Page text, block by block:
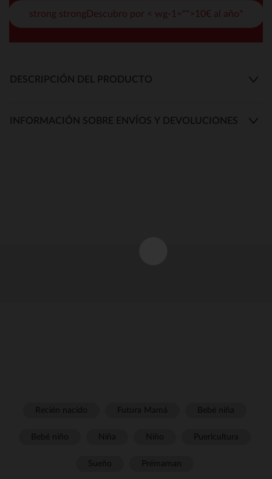
strong strongDescubro por < wg-1="">10€ al año*
DESCRIPCIÓN DEL PRODUCTO
INFORMACIÓN SOBRE ENVÍOS Y DEVOLUCIONES